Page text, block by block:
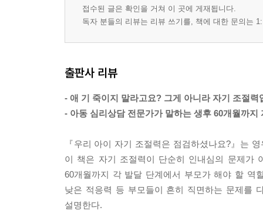
2. 식습관 개선을 끝내자
3. 언어표현에 대한 점검을 끝내자
6. 자기표현의 중요성을 가르쳐 주자
8. 수면습관을 점검하자
9. 집착행동을 점검하자
제4장 생후 49개월부터 60개월까지는 자기 조절
1. 신체적, 정서적 독립을 정확히 끝내자
2. 아이 스스로 생각하고 판단하게 하자
3. 자기표현을 정확하게 하는 힘을 길러 주자
접수된 글은 확인을 거쳐 이 곳에 게재됩니다.
독자 분들의 리뷰는 리뷰 쓰기를, 책에 대한 문의는
출판사 리뷰
- 애 기 죽이지 말라고요? 그게 아니라 자기 조절력
- 아동 심리상담 전문가가 말하는 생후 60개월까지
『우리 아이 자기 조절력은 점검하셨나요?』는
이 책은 자기 조절력이 단순히 인내심의 문제가
60개월까지 각 발달 단계에서 부모가 해야 할 역
낮은 적응력 등 부모들이 흔히 직면하는 문제를
설명한다.